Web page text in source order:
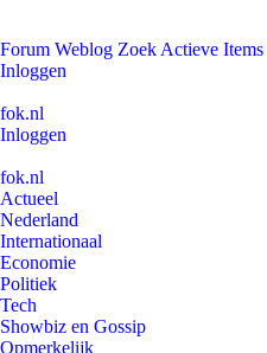
Forum Weblog Zoek Actieve Items
Inloggen
fok.nl
Inloggen
fok.nl
Actueel
Nederland
Internationaal
Economie
Politiek
Tech
Showbiz en Gossip
Opmerkelijk